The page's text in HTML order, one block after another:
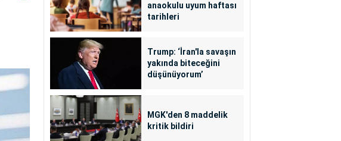
anaokulu uyum haftası
tarihleri
Trump: ‘İran'la savaşın
yakında biteceğini
düşünüyorum’
MGK'den 8 maddelik
kritik bildiri